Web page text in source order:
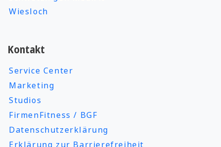
Wiesloch
Kontakt
Service Center
Marketing
Studios
FirmenFitness / BGF
Datenschutzerklärung
Erklärung zur Barrierefreiheit